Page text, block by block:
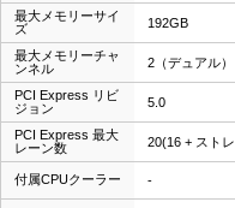
最大メモリーサイ
ズ
192GB
最大メモリーチャ
ンネル
2（デュアル）
PCI Express リビ
ジョン
5.0
PCI Express 最大
レーン数
20(16 + スト
付属CPUクーラー -